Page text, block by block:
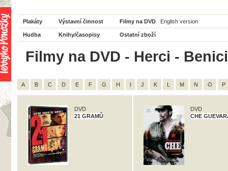
Plakáty Výstavní činnost Filmy na DVD English version
Hudba Knihy/časopisy Ostatní zboží
Filmy na DVD - Herci -
A B C D E F G H I J K L M N O P
DVD
21 GRAMŮ
DVD
CHE